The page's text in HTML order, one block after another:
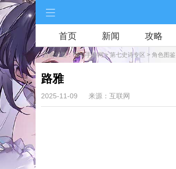
首页 新闻 攻略
当前位置：RPG手游网>第七史诗专区 > 角色图鉴
路雅
2025-11-09 来源：互联网